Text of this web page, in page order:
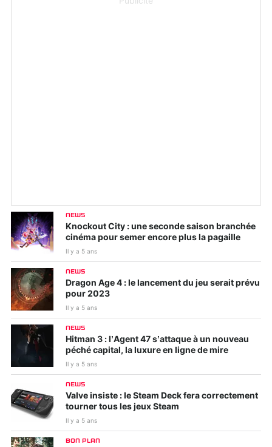
NEWS
Knockout City : une seconde saison branchée
cinéma pour semer encore plus la pagaille
Il y a 5 ans
NEWS
Dragon Age 4 : le lancement du jeu serait prévu
pour 2023
Il y a 5 ans
NEWS
Hitman 3 : l’Agent 47 s’attaque à un nouveau
péché capital, la luxure en ligne de mire
Il y a 5 ans
NEWS
Valve insiste : le Steam Deck fera correctement
tourner tous les jeux Steam
Il y a 5 ans
BON PLAN